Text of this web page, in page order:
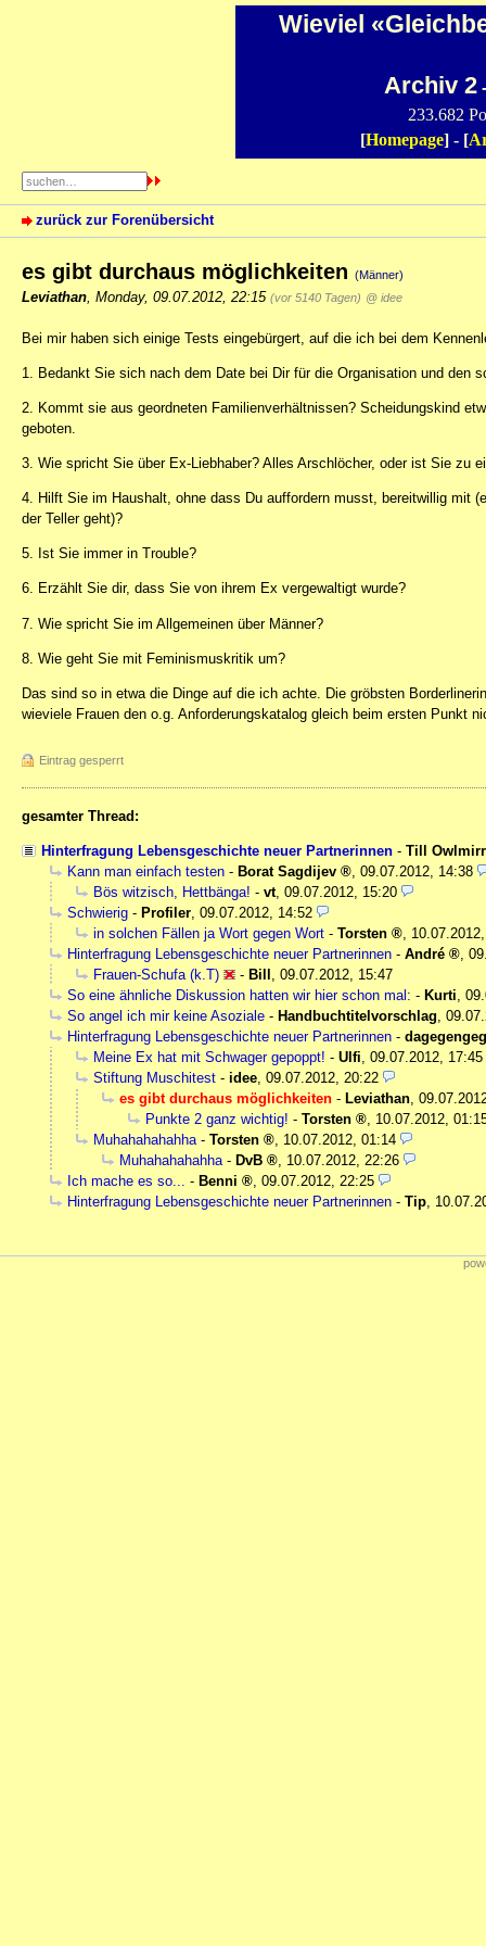
Wieviel
Archiv 2
233.682
[Homepage] - [
zurück zur Forenübersicht
es gibt durchaus möglichkeiten (Männer)
Leviathan Monday, 09.07.2012, 22:15 (vor 5140 Tagen) @ idee
Bei mir haben sich einige Tests eingebürgert, auf die ich bei dem
1. Bedankt Sie sich nach dem Date bei Dir für die Organisation und den
2. Kommt sie aus geordneten Familienverhältnissen? Scheidungskind
geboten.
3. Wie spricht Sie über Ex-Liebhaber? Alles Arschlöcher, oder ist Sie zu
4. Hilft Sie im Haushalt, ohne dass Du auffordern musst, bereitwillig mit
der Teller geht)?
5. Ist Sie immer in Trouble?
6. Erzählt Sie dir, dass Sie von ihrem Ex vergewaltigt wurde?
7. Wie spricht Sie im Allgemeinen über Männer?
8. Wie geht Sie mit Feminismuskritik um?
Das sind so in etwa die Dinge auf die ich achte. Die gröbsten
wieviele Frauen den o.g. Anforderungskatalog gleich beim ersten Punkt
Eintrag gesperrt
gesamter Thread:
Hinterfragung Lebensgeschichte neuer Partnerinnen - Till
Kann man einfach testen - Borat Sagdijev
09.07.2012, 14:38
Bös witzisch, Hettbänga! - vt, 09.07.2012, 15:20
Schwierig - Profiler 09.07.2012, 14:52
in solchen Fällen ja Wort gegen Wort - Torsten
Hinterfragung Lebensgeschichte neuer Partnerinnen - André
Frauen-Schufa (k.T)
- Bill
09.07.2012, 15:47
So eine ähnliche Diskussion hatten wir hier schon mal: - Kurti
So angel ich mir keine Asoziale - Handbuchtitelvorschlag
Hinterfragung Lebensgeschichte neuer Partnerinnen -
Meine Ex hat mit Schwager gepoppt! - Ulfi 09.07.2012, 17:45
Stiftung Muschitest - idee 09.07.2012, 20:22
es gibt durchaus möglichkeiten - Leviathan
Punkte 2 ganz wichtig! - Torsten
10.07.2012,
Muhahahahahha - Torsten
10.07.2012, 01:14
Muhahahahahha - DvB
10.07.2012, 22:26
Ich mache es so...
- Benni
09.07.2012, 22:25
Hinterfragung Lebensgeschichte neuer Partnerinnen - Tip